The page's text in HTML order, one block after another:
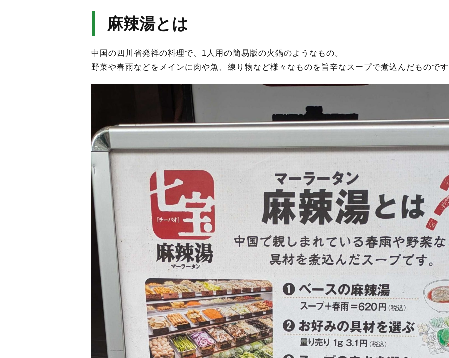
麻辣湯とは
中国の四川省発祥の料理で、1人用の簡易版の火鍋のようなもの。
野菜や春雨などをメインに肉や魚、練り物など様々なものを旨辛なスープで煮込んだもので